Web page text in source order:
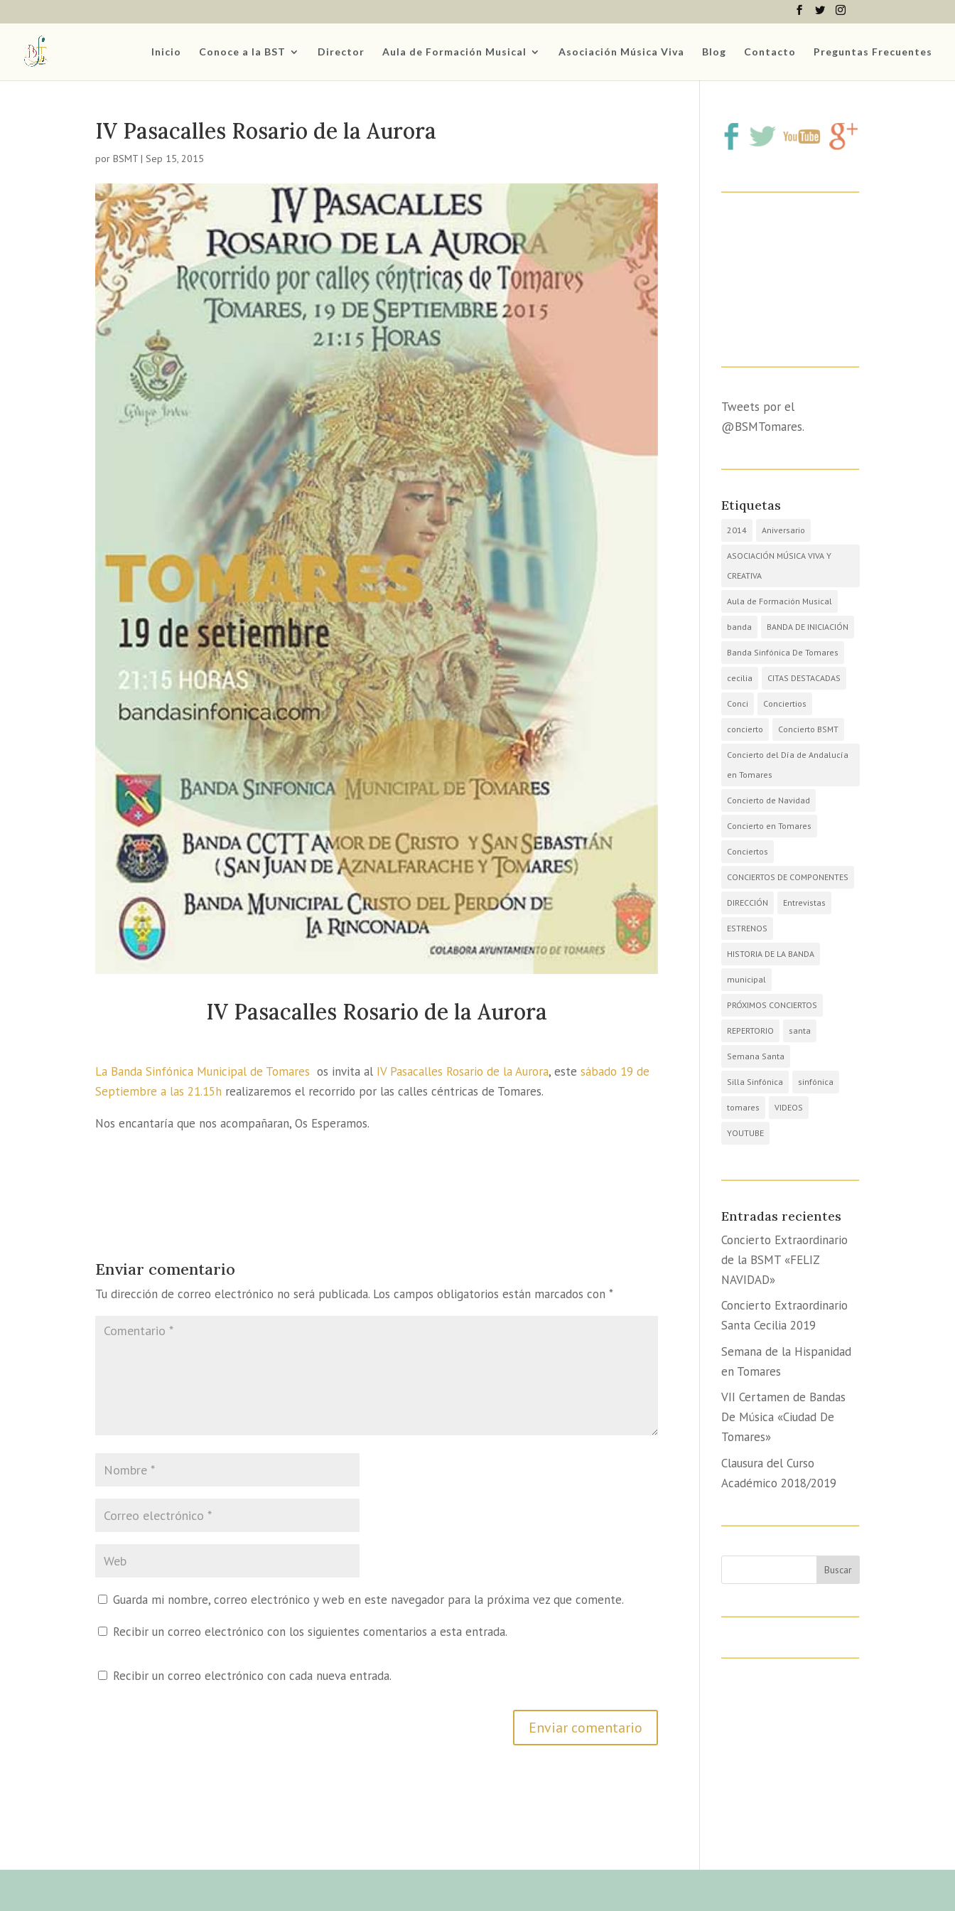
Inicio Conoce a la BST Director Aula de Formación Musical Asociación Música Viva Blog Contacto Preguntas Frecuentes
IV Pasacalles Rosario de la Aurora
porBSMT |Sep 15, 2015
IV Pasacalles Rosario de la Aurora
La Banda Sinfónica Municipal de Tomares os invita al IV Pasacalles Rosario de la Aurora, estesábado 19 de
Septiembre a las 21.15h realizaremos el recorrido por las calles céntricas de Tomares.
Nos encantaría que nos acompañaran, Os Esperamos.
Enviar comentario
Tu dirección de correo electrónico no será publicada. Los campos obligatorios están marcados con*
Guarda mi nombre, correo electrónico y web en este navegador para la próxima vez que comente.
Recibir un correo electrónico con los siguientes comentarios a esta entrada.
Recibir un correo electrónico con cada nueva entrada.
Tweets por el
@BSMTomares.
Etiquetas
2014 Aniversario
ASOCIACIÓN MÚSICA VIVA Y
CREATIVA
Aula de Formación Musical
banda BANDA DE INICIACIÓN
Banda Sinfónica De Tomares
cecilia CITAS DESTACADAS
Conci Conciertios
concierto Concierto BSMT
Concierto del Día de Andalucía
en Tomares
Concierto de Navidad
Concierto en Tomares
Conciertos
CONCIERTOS DE COMPONENTES
DIRECCIÓN Entrevistas
ESTRENOS
HISTORIA DE LA BANDA
municipal
PRÓXIMOS CONCIERTOS
REPERTORIO santa
Semana Santa
Silla Sinfónica sinfónica
tomares VIDEOS
YOUTUBE
Entradas recientes
Concierto Extraordinario
de la BSMT «FELIZ
NAVIDAD»
Concierto Extraordinario
Santa Cecilia 2019
Semana de la Hispanidad
en Tomares
VII Certamen de Bandas
De Música «Ciudad De
Tomares»
Clausura del Curso
Académico 2018/2019